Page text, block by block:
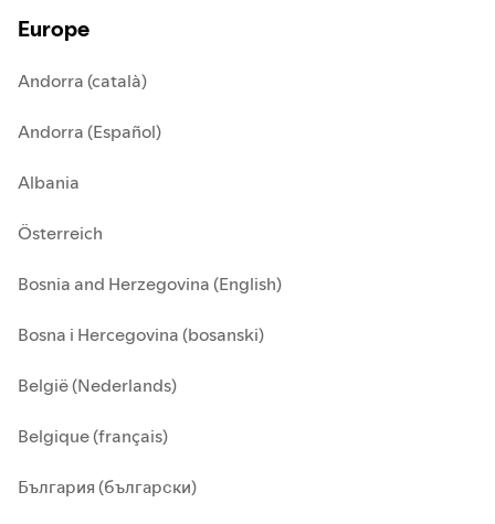
Europe
Andorra (català)
Andorra (Español)
Albania
Österreich
Bosnia and Herzegovina (English)
Bosna i Hercegovina (bosanski)
België (Nederlands)
Belgique (français)
България (български)